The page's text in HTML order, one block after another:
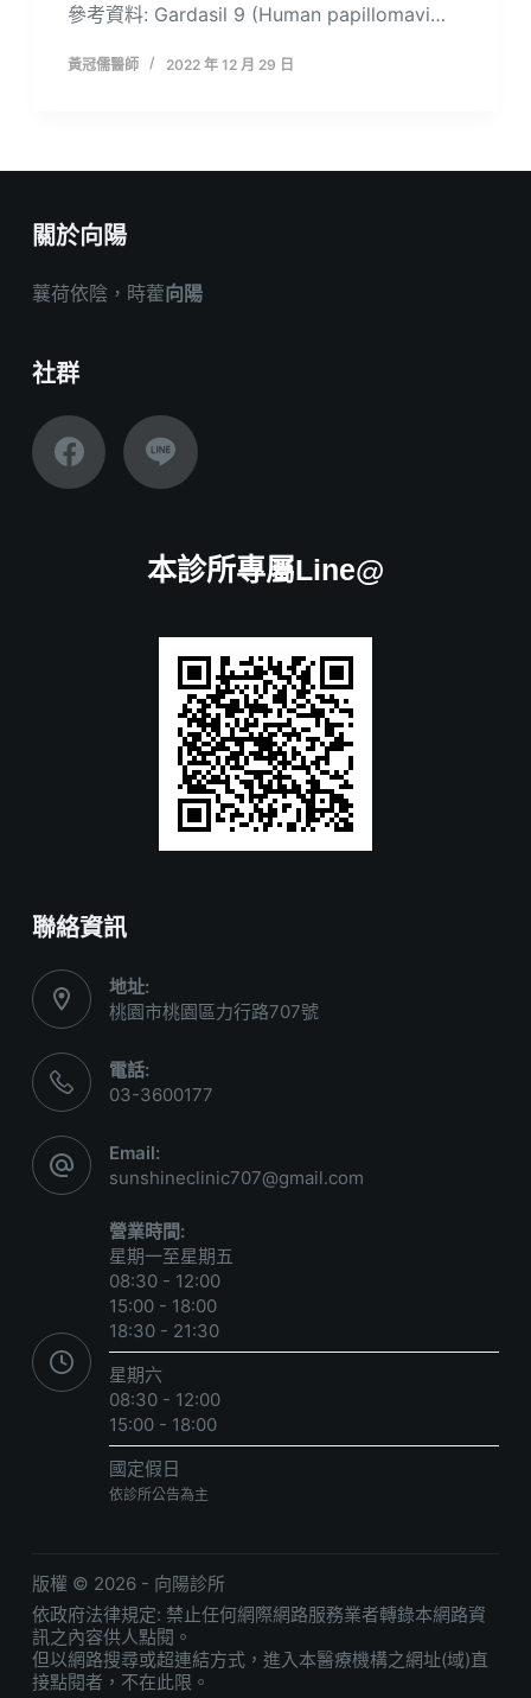
參考資料: Gardasil 9 (Human papillomavi…
黃冠儒醫師 2022 年 12 月 29 日
關於向陽
蘘荷依陰，時藿向陽
社群
本診所專屬Line@
聯絡資訊
地址:
桃園市桃園區力行路707號
電話:
03-3600177
Email:
sunshineclinic707@gmail.com
營業時間:
星期一至星期五
08:30 - 12:00
15:00 - 18:00
18:30 - 21:30
星期六
08:30 - 12:00
15:00 - 18:00
國定假日
依診所公告為主
版權 © 2026 - 向陽診所
依政府法律規定: 禁止任何網際網路服務業者轉錄本網路資
訊之內容供人點閱。
但以網路搜尋或超連結方式，進入本醫療機構之網址(域)直
接點閱者，不在此限。